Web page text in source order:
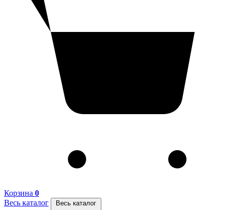
Корзина 0
Весь каталог
Весь каталог